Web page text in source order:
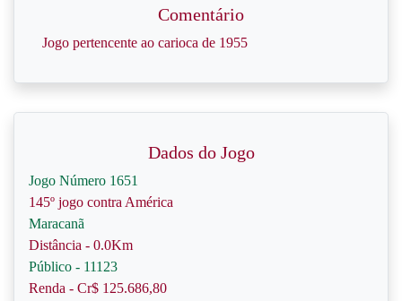
Comentário
Jogo pertencente ao carioca de 1955
Dados do Jogo
Jogo Número 1651
145º jogo contra América
Maracanã
Distância - 0.0Km
Público - 11123
Renda - Cr$ 125.686,80